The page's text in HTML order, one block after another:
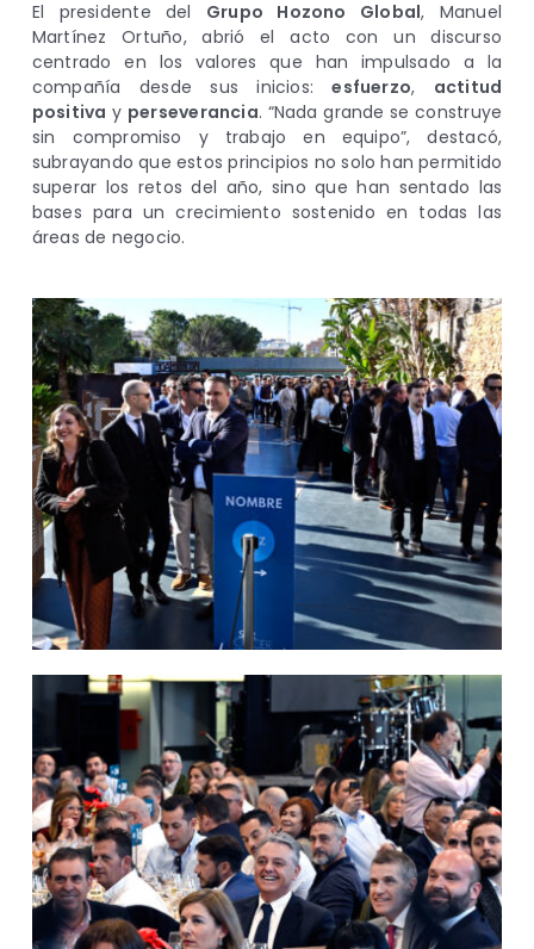
El presidente del Grupo Hozono Global, Manuel
Martínez Ortuño, abrió el acto con un discurso
centrado en los valores que han impulsado a la
compañía desde sus inicios:esfuerzo, actitud
positiva y perseverancia. “Nada grande se construye
sin compromiso y trabajo en equipo”, destacó,
subrayando que estos principios no solo han permitido
superar los retos del año, sino que han sentado las
bases para un crecimiento sostenido en todas las
áreas de negocio.